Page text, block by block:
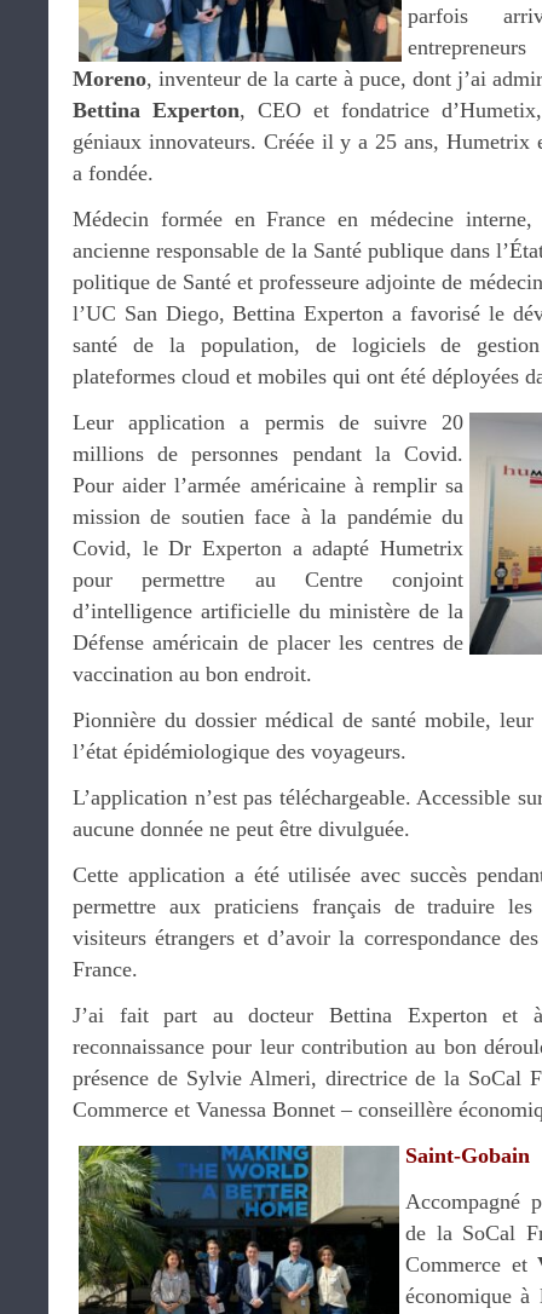
parfois
Moreno, inventeur de la carte à puce, dont j’ai
Bettina Experton, CEO et fondatrice
géniaux innovateurs. Créée il y a 25 ans, Humetrix
a fondée.
Médecin formée en France en médecine
ancienne responsable de la Santé publique dans
politique de Santé et professeure adjointe de
l’UC San Diego, Bettina Experton a favorisé le
santé de la population, de logiciels de
plateformes cloud et mobiles qui ont été déployées
Leur application a permis de suivre 20
millions de personnes pendant la Covid.
Pour aider l’armée américaine à remplir sa
mission de soutien face à la pandémie du
Covid, le Dr Experton a adapté Humetrix
pour permettre au Centre conjoint
d’intelligence artificielle du ministère de la
Défense américain de placer les centres de
vaccination au bon endroit.
Pionnière du dossier médical de santé mobile,
l’état épidémiologique des voyageurs.
L’application n’est pas téléchargeable. Accessible
aucune donnée ne peut être divulguée.
Cette application a été utilisée avec succès
permettre aux praticiens français de traduire les
visiteurs étrangers et d’avoir la correspondance
France.
J’ai fait part au docteur Bettina Experton et
reconnaissance pour leur contribution au bon
présence de Sylvie Almeri, directrice de la SoCal
Commerce et Vanessa Bonnet – conseillère
Saint-Gobain
Accompagné
de la SoCal
Commerce et
économique